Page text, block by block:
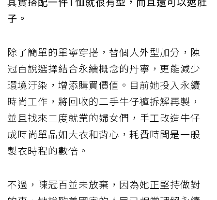
子。
除了簡單的單寧穿搭，替個人外型加分，陳
冠百說選擇結合永續概念的丹寧，更能減少
環境汙染，增添購買價值。目前她投入永續
時尚工作，將回收的二手牛仔褲拆解再製，
並且找來二度就業的婦女們，手工改造牛仔
成時尚單品如大衣和背心，耗費時間是一般
製衣時程的數倍。
不過，陳冠百並未放棄，因為她正堅持做對